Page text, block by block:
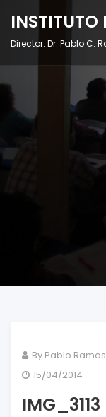
INSTITUTO
Director: Dr. Pablo C.
By Pablo Ramos
15/04/2014
IMG_3113